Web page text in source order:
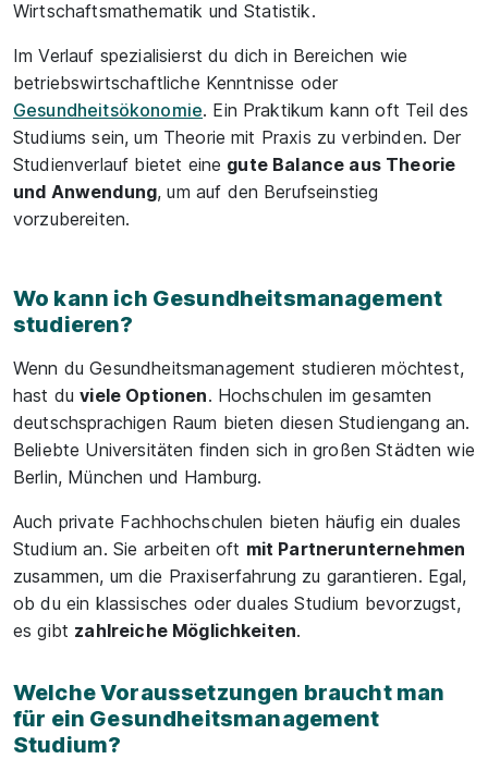
Wirtschaftsmathematik und Statistik.
Im Verlauf spezialisierst du dich in Bereichen wie
betriebswirtschaftliche Kenntnisse oder
Gesundheitsökonomie. Ein Praktikum kann oft Teil des
Studiums sein, um Theorie mit Praxis zu verbinden. Der
Studienverlauf bietet eine gute Balance aus Theorie
und Anwendung, um auf den Berufseinstieg
vorzubereiten.
Wo kann ich Gesundheitsmanagement
studieren?
Wenn du Gesundheitsmanagement studieren möchtest,
hast duviele Optionen. Hochschulen im gesamten
deutschsprachigen Raum bieten diesen Studiengang an.
Beliebte Universitäten finden sich in großen Städten wie
Berlin, München und Hamburg.
Auch private Fachhochschulen bieten häufig ein duales
Studium an. Sie arbeiten oft mit Partnerunternehmen
zusammen, um die Praxiserfahrung zu garantieren. Egal,
ob du ein klassisches oder duales Studium bevorzugst,
es gibt zahlreiche Möglichkeiten.
Welche Voraussetzungen braucht man
für ein Gesundheitsmanagement
Studium?